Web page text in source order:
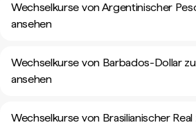
Wechselkurse von Argentinischer
ansehen
Wechselkurse von Barbados-Dollar
ansehen
Wechselkurse von Brasilianischer